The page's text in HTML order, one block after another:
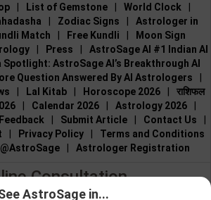
List of Gemstone World Clock
Zodiac Signs
Astrologer in
Match Free Kundli
Moon Sign
Press
AstroSage AI #1 Indian AI
Spotlight: AstroSage AI’s Breakthrough AI
Question Answered By AI Astrologers
Lal Kitab Horoscope 2026
राशिफल
Calendar 2026 Astrology 2026
Feedback Submit Article Contact Us
Privacy Policy
Terms and Conditions
Astrologer Registration
Consultation
AstroSage in...